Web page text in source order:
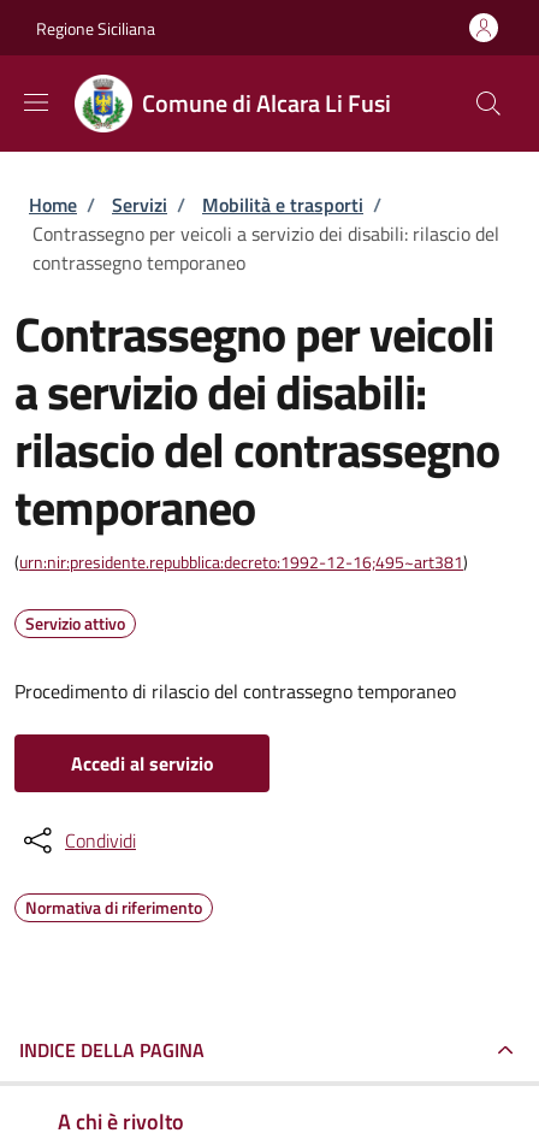
Regione Siciliana
Comune di Alcara Li Fusi
Briciole di pane
Home / Servizi / Mobilità e trasporti /
Contrassegno per veicoli a servizio dei disabili: rilascio del
contrassegno temporaneo
Contrassegno per veicoli
a servizio dei disabili:
rilascio del contrassegno
temporaneo
(urn:nir:presidente.repubblica:decreto:1992-12-16;495~art381)
Servizio attivo
Procedimento di rilascio del contrassegno temporaneo
Accedi al servizio
Condividi
Normativa di riferimento
INDICE DELLA PAGINA
A chi è rivolto